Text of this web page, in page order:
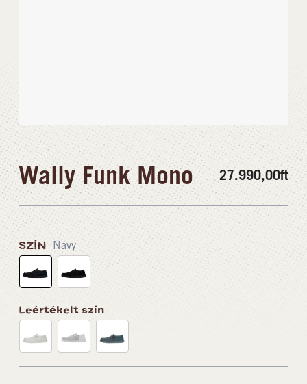
Wally Funk Mono 27.990,00ft
SZÍN Navy
Leértékelt szín